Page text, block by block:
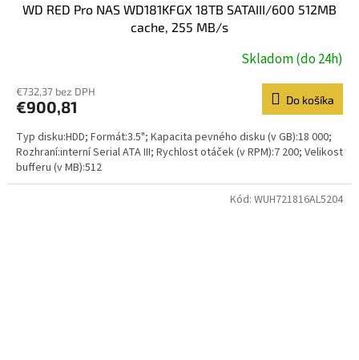
WD RED Pro NAS WD181KFGX 18TB SATAIII/600 512MB
cache, 255 MB/s
Skladom (do 24h)
€732,37 bez DPH
€900,81 Do košíka
Typ disku:HDD; Formát:3.5"; Kapacita pevného disku (v GB):18 000;
Rozhraní:interní Serial ATA III; Rychlost otáček (v RPM):7 200; Velikost
bufferu (v MB):512
Kód: WUH721816AL5204